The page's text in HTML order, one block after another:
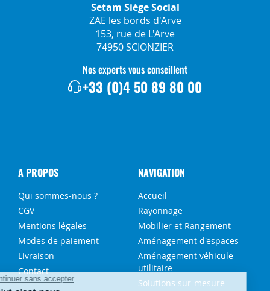
Setam Siège Social
ZAE les bords d'Arve
153, rue de L'Arve
74950 SCIONZIER
Nos experts vous conseillent
+33 (0)4 50 89 80 00
A PROPOS
Qui sommes-nous ?
CGV
Mentions légales
Modes de paiement
Livraison
Contact
NAVIGATION
Accueil
Rayonnage
Mobilier et Rangement
Aménagement d'espaces
Aménagement véhicule
utilitaire
Solutions sur-mesure